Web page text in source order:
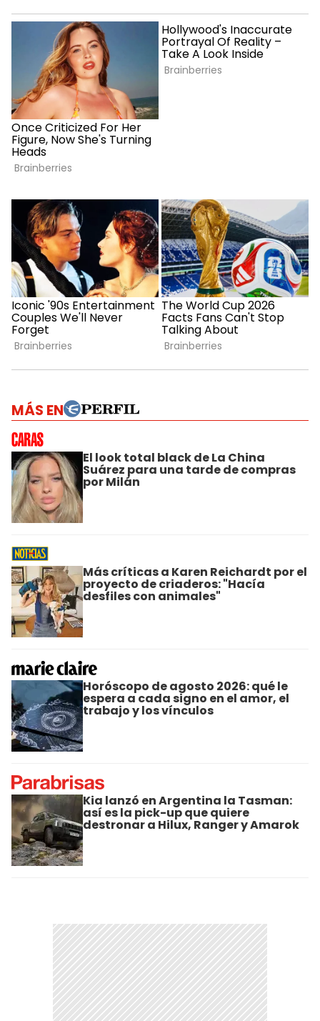
MÁS EN
El look total black de La China
Suárez para una tarde de compras
por Milán
Más críticas a Karen Reichardt por el
proyecto de criaderos: "Hacía
desfiles con animales"
Horóscopo de agosto 2026: qué le
espera a cada signo en el amor, el
trabajo y los vínculos
Kia lanzó en Argentina la Tasman:
así es la pick-up que quiere
destronar a Hilux, Ranger y Amarok